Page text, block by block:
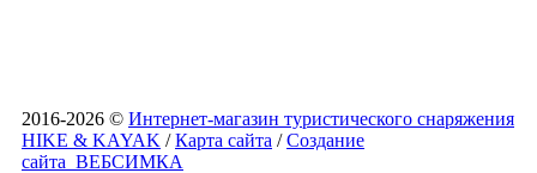
2016-2026 © Интернет-магазин туристического снаряжения
HIKE & KAYAK /Карта сайта /Создание
сайта ВЕБСИМКА